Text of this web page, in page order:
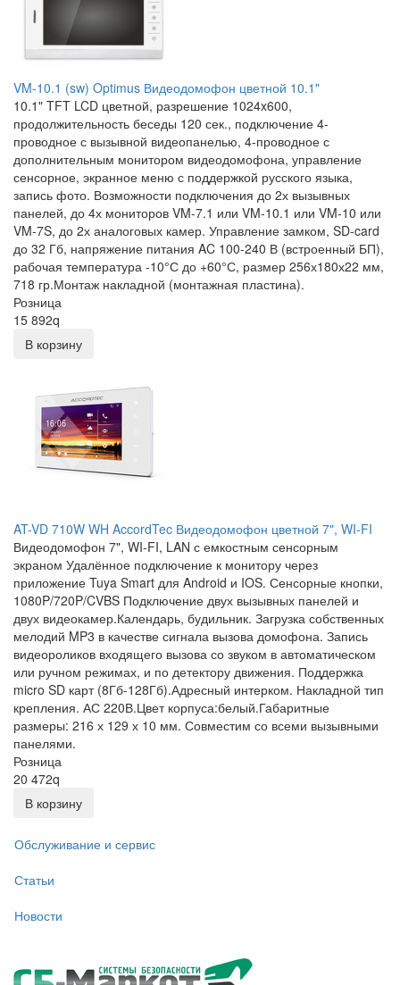
VM-10.1 (sw) Optimus Видеодомофон цветной 10.1"
10.1" TFT LCD цветной, разрешение 1024x600,
продолжительность беседы 120 сек., подключение 4-
проводное с вызывной видеопанелью, 4-проводное с
дополнительным монитором видеодомофона, управление
сенсорное, экранное меню с поддержкой русского языка,
запись фото. Возможности подключения до 2х вызывных
панелей, до 4х мониторов VM-7.1 или VM-10.1 или VM-10 или
VM-7S, до 2х аналоговых камер. Управление замком, SD-card
до 32 Гб, напряжение питания AC 100-240 В (встроенный БП),
рабочая температура -10°С до +60°С, размер 256х180х22 мм,
718 гр.Монтаж накладной (монтажная пластина).
Розница
15 892q
В корзину
AT-VD 710W WH AccordTec Видеодомофон цветной 7", WI-FI
Видеодомофон 7", WI-FI, LAN с емкостным сенсорным
экраном Удалённое подключение к монитору через
приложение Tuya Smart для Android и IOS. Сенсорные кнопки,
1080P/720P/CVBS Подключение двух вызывных панелей и
двух видеокамер.Календарь, будильник. Загрузка собственных
мелодий MP3 в качестве сигнала вызова домофона. Запись
видеороликов входящего вызова со звуком в автоматическом
или ручном режимах, и по детектору движения. Поддержка
micro SD карт (8Гб-128Гб).Адресный интерком. Накладной тип
крепления. АС 220В.Цвет корпуса:белый.Габаритные
размеры: 216 х 129 х 10 мм. Совместим со всеми вызывными
панелями.
Розница
20 472q
В корзину
Обслуживание и сервис
Статьи
Новости